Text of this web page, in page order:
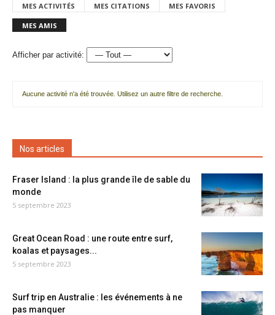
MES ACTIVITÉS MES CITATIONS MES FAVORIS
MES AMIS
Afficher par activité:
Aucune activité n'a été trouvée. Utilisez un autre filtre de recherche.
Nos articles
Fraser Island : la plus grande île de sable du
monde
5 septembre 2023
Great Ocean Road : une route entre surf,
koalas et paysages...
5 septembre 2023
Surf trip en Australie : les événements à ne
pas manquer